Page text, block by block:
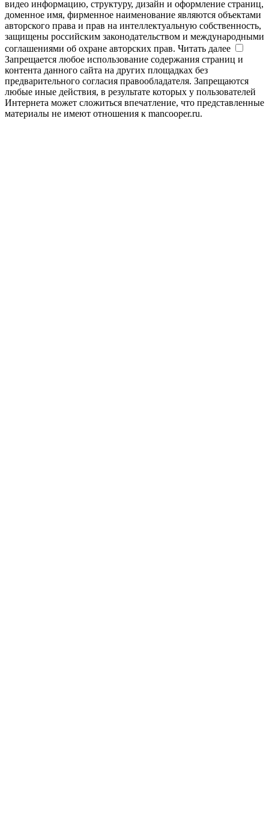
видео информацию, структуру, дизайн и оформление страниц,
доменное имя, фирменное наименование являются объектами
авторского права и прав на интеллектуальную собственность,
защищены российским законодательством и международными
соглашениями об охране авторских прав. Читать далее
Запрещается любое использование содержания страниц и
контента данного сайта на других площадках без
предварительного согласия правообладателя. Запрещаются
любые иные действия, в результате которых у пользователей
Интернета может сложиться впечатление, что представленные
материалы не имеют отношения к mancooper.ru.